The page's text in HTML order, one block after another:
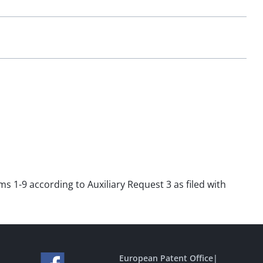
1-9 according to Auxiliary Request 3 as filed with
European Patent Office|